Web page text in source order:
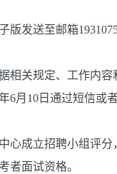
发送至邮箱
相关规定、工作内
6月10日通过短信或
心成立招聘小组评
者面试资格。